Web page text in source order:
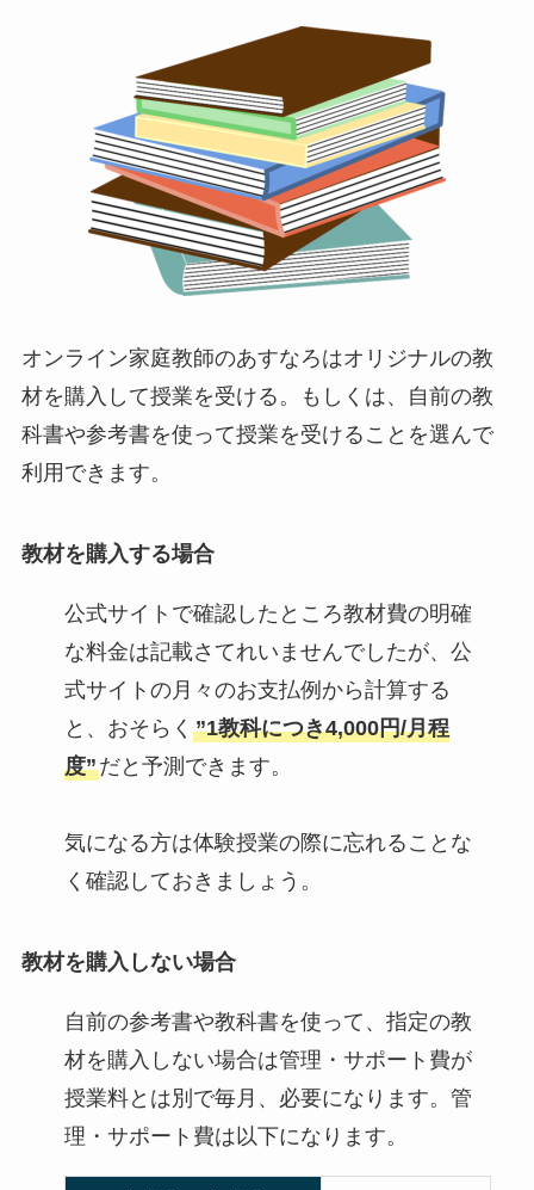
オンライン家庭教師のあすなろはオリジナルの教
材を購入して授業を受ける。もしくは、自前の教
科書や参考書を使って授業を受けることを選んで
利用できます。
教材を購入する場合
公式サイトで確認したところ教材費の明確
な料金は記載さてれいませんでしたが、公
式サイトの月々のお支払例から計算する
と、おそらく ”1教科につき4,000円/月程
度”だと予測できます。
気になる方は体験授業の際に忘れることな
く確認しておきましょう。
教材を購入しない場合
自前の参考書や教科書を使って、指定の教
材を購入しない場合は管理・サポート費が
授業料とは別で毎月、必要になります。管
理・サポート費は以下になります。